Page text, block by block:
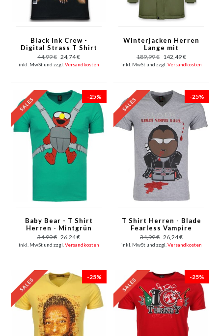
Black Ink Crew -
Digital Strass T Shirt
Herren - Schwarz
44,99 € 24,74 €
inkl. MwSt und zzgl. Versandkosten
Winterjacken Herren
Lange mit
Kunstfellkrage - Army
Grün
189,99 € 142,49 €
inkl. MwSt und zzgl. Versandkosten
-25%
Baby Bear - T Shirt
Herren - Mintgrün
34,99 € 26,24 €
inkl. MwSt und zzgl. Versandkosten
-25%
T Shirt Herren - Blade
Fearless Vampire
Killer - Grau
34,99 € 26,24 €
inkl. MwSt und zzgl. Versandkosten
-25% -25%